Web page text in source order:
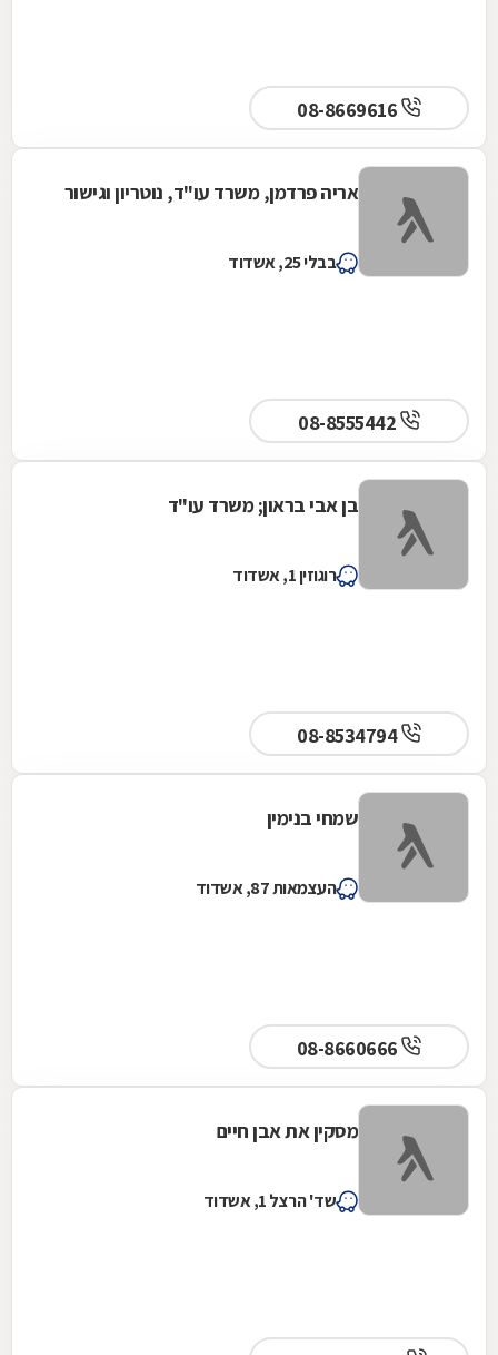
אריה פרדמן, משרד עו"ד, נוטריון וגישור
בבלי 25, אשדוד
בן אבי בראון; משרד עו"ד
רוגוזין 1, אשדוד
08-8534794
שמחי בנימין
העצמאות 87, אשדוד
08-8660666
מסקין את אבן חיים
שד' הרצל 1, אשדוד